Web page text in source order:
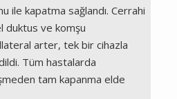
ile kapatma sağlandı. Cerrahi
duktus ve komşu
arter, tek bir cihazla
Tüm hastalarda
tam kapanma elde